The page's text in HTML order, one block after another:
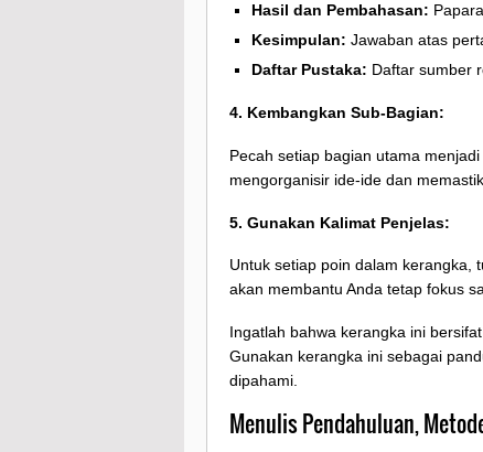
Hasil dan Pembahasan:
Kesimpulan: Jawaban atas
Daftar Pustaka: Daftar sumber
4. Kembangkan Sub-Bagian:
Pecah setiap bagian utama
mengorganisir ide-ide dan
5. Gunakan Kalimat Penjelas:
Untuk setiap poin dalam kerangka,
akan membantu Anda tetap fokus
Ingatlah bahwa kerangka ini
Gunakan kerangka ini sebagai
dipahami.
Menulis Pendahuluan,